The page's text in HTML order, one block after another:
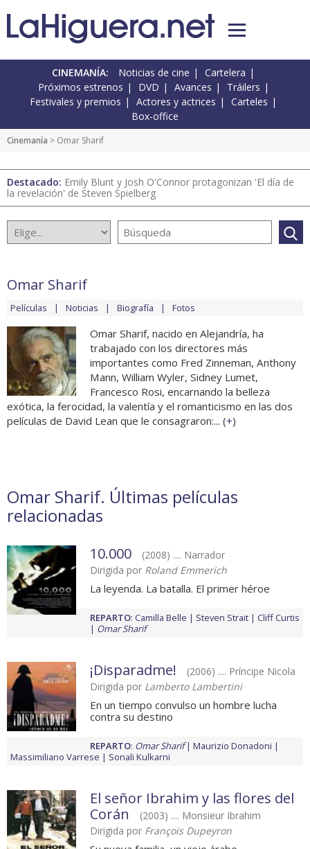
CINEMANÍA: Noticias de cine
Cartelera
Próximos estrenos
DVD Avances
Tráilers
Festivales y premios
Actores y actrices
Carteles
Box-office
Cinemanía > Omar Sharif
Destacado: Emily Blunt y Josh O'Connor protagonizan 'El día de
la revelación' de Steven Spielberg
Omar Sharif
Películas Noticias Biografía Fotos
Omar Sharif, nacido en Alejandría, ha
trabajado con los directores más
importantes como Fred Zinneman, Anthony
Mann, William Wyler, Sidney Lumet,
Francesco Rosi, encarnando la belleza
exótica, la ferocidad, la valentía y el romanticismo en las dos
películas de David Lean que le consagraron:... (+)
Omar Sharif. Últimas películas
relacionadas
10.000
(2008) .... Narrador
Dirigida por Roland Emmerich
La leyenda. La batalla. El primer héroe
REPARTO: Camilla Belle Steven Strait
Cliff Curtis
Omar Sharif
¡Disparadme!
(2006) .... Príncipe Nicola
Dirigida por Lamberto Lambertini
En un tiempo convulso un hombre lucha
contra su destino
REPARTO: Omar Sharif
Maurizio Donadoni
Massimiliano Varrese
Sonali Kulkarni
El señor Ibrahim y las flores del
Corán
(2003) .... Monsieur Ibrahim
Dirigida por François Dupeyron